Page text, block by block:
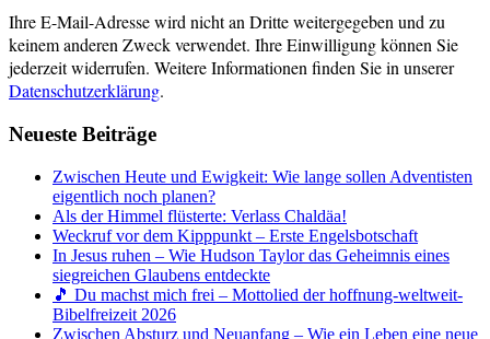
Ihre E-Mail-Adresse wird nicht an Dritte weitergegeben und zu
keinem anderen Zweck verwendet. Ihre Einwilligung können Sie
jederzeit widerrufen. Weitere Informationen finden Sie in unserer
Datenschutzerklärung.
Neueste Beiträge
Zwischen Heute und Ewigkeit: Wie lange sollen Adventisten
eigentlich noch planen?
Als der Himmel flüsterte: Verlass Chaldäa!
Weckruf vor dem Kipppunkt – Erste Engelsbotschaft
In Jesus ruhen – Wie Hudson Taylor das Geheimnis eines
siegreichen Glaubens entdeckte
🎵 Du machst mich frei – Mottolied der hoffnung-weltweit-
Bibelfreizeit 2026
Zwischen Absturz und Neuanfang – Wie ein Leben eine neue